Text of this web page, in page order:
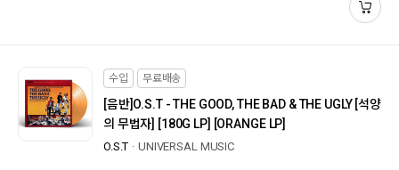
수입 무료배송
[음반]O.S.T - THE GOOD, THE BAD & THE UGLY [석양
의 무법자] [180G LP] [ORANGE LP]
O.S.T UNIVERSAL MUSIC